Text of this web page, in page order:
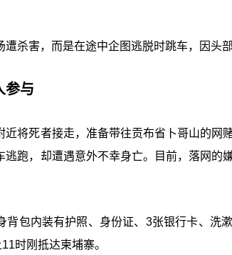
杀害，而是在途中企图逃脱时跳车，因头
参与
近将死者接走，准备带往贡布省卜哥山的网
逃跑，却遭遇意外不幸身亡。目前，落网的
背包内装有护照、身份证、3张银行卡、洗
时刚抵达柬埔寨。